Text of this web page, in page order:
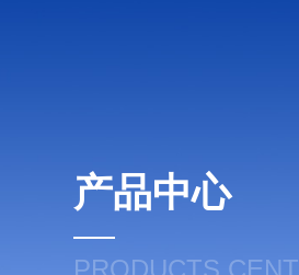
产品中心
PRODUCTS